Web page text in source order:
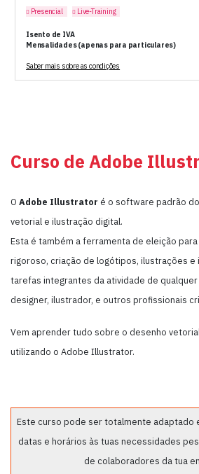
Curso de Adobe
O Adobe Illustrator é o software padrão
vetorial e ilustração digital.
Esta é também a ferramenta de eleição
rigoroso, criação de logótipos, ilustrações
tarefas integrantes da atividade de
designer, ilustrador, e outros profissionais
Vem aprender tudo sobre o desenho
utilizando o Adobe Illustrator.
Este curso pode ser totalmente adaptado
datas e horários às tuas necessidades
de colaboradores da tua
Presencial Live-Training
Isento de IVA
Mensalidades (apenas para particulares)
Saber mais sobre as condições